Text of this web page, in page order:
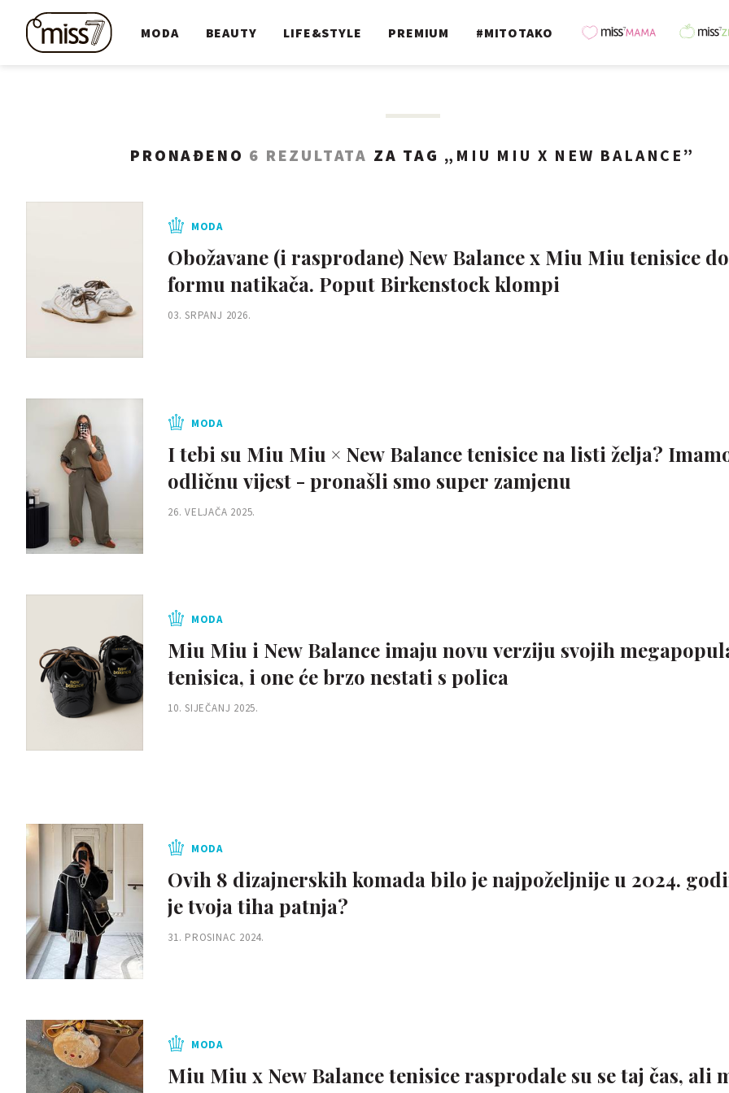
MODA BEAUTY LIFE&STYLE PREMIUM #MITOTAKO
PRONAĐENO 6 REZULTATA ZA TAG „ MIU MIU X NEW BALANCE ”
MODA
Obožavane (i rasprodane) New Balance x Miu Miu tenisice
formu natikača. Poput Birkenstock klompi
03. SRPANJ 2026.
MODA
I tebi su Miu Miu × New Balance tenisice na listi želja?
odličnu vijest - pronašli smo super zamjenu
26. VELJAČA 2025.
MODA
Miu Miu i New Balance imaju novu verziju svojih
tenisica, i one će brzo nestati s polica
10. SIJEČANJ 2025.
MODA
Ovih 8 dizajnerskih komada bilo je najpoželjnije u 2024.
je tvoja tiha patnja?
31. PROSINAC 2024.
MODA
Miu Miu x New Balance tenisice rasprodale su se taj čas, ali